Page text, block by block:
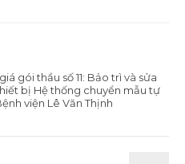
gói thầu số 11: Bảo trì và sửa
bị Hệ thống chuyển mẫu tự
viện Lê Văn Thịnh